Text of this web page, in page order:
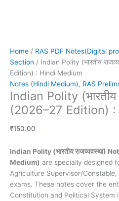
Home / RAS PDF Notes(Digital
Section / Indian Polity (भारतीय
Edition) : Hindi Medium
Notes (Hindi Medium), RAS
Indian Polity (भारतीय
(2026–27 Edition)
₹150.00
Indian Polity (भारतीय राजव्यवस्था)
Medium) are specially designed
Agriculture Supervisor/
exams. These notes cover the
Constitution and Political System